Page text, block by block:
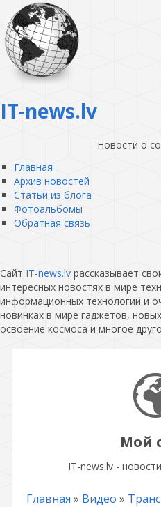
IT-news.lv
Новости о
Главная
Архив новостей
Статьи из блога
Фотоальбомы
Обратная связь
Сайт IT-news.lv рассказывает
интересных новостях в мире
информационных технологий и
новинках в мире гаджетов,
освоение космоса и многое
Мой
IT-news.lv -
Главная » Видео »